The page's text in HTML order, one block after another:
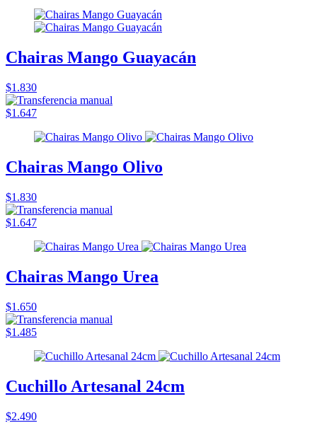
Chairas Mango Guayacán
$1.830
$1.647
Chairas Mango Olivo
$1.830
$1.647
Chairas Mango Urea
$1.650
$1.485
Cuchillo Artesanal 24cm
$2.490